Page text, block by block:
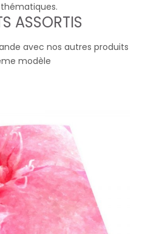
ASSORTIS
avec nos autres produits
modèle